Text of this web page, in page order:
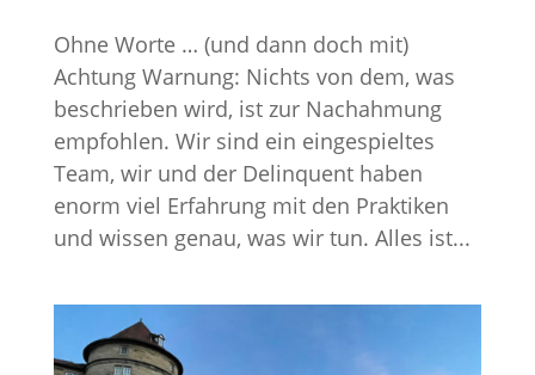
Ohne Worte … (und dann doch mit)
Achtung Warnung: Nichts von dem, was
beschrieben wird, ist zur Nachahmung
empfohlen. Wir sind ein eingespieltes
Team, wir und der Delinquent haben
enorm viel Erfahrung mit den Praktiken
und wissen genau, was wir tun. Alles ist...